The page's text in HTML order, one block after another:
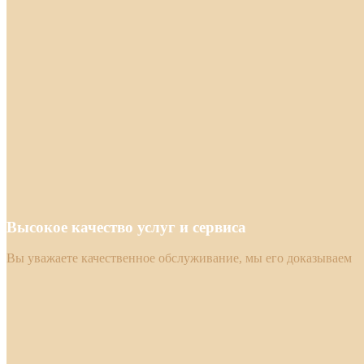
Высокое качество услуг и сервиса
Вы уважаете качественное обслуживание, мы его доказываем